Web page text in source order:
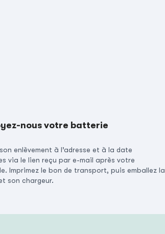
nous votre batterie
enlèvement à l’adresse et à la date
via le lien reçu par e-mail après votre
Imprimez le bon de transport, puis emballez la
son chargeur.